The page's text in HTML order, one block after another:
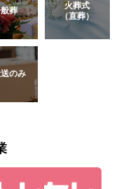
葬
火葬式
（直葬）
のみ